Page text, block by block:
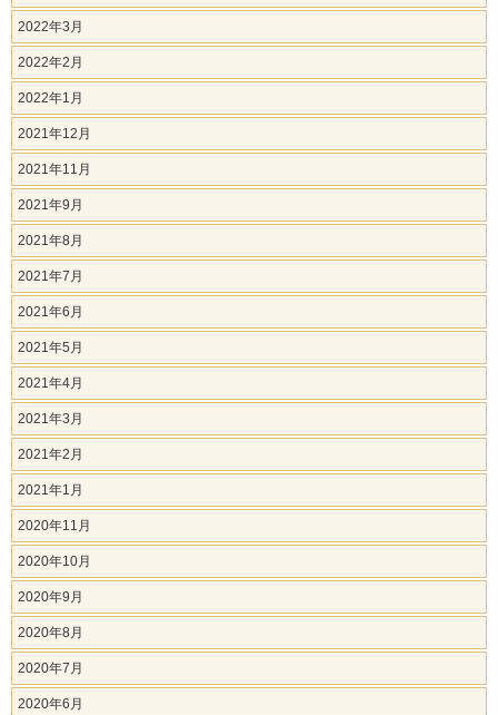
2022年3月
2022年2月
2022年1月
2021年12月
2021年11月
2021年9月
2021年8月
2021年7月
2021年6月
2021年5月
2021年4月
2021年3月
2021年2月
2021年1月
2020年11月
2020年10月
2020年9月
2020年8月
2020年7月
2020年6月